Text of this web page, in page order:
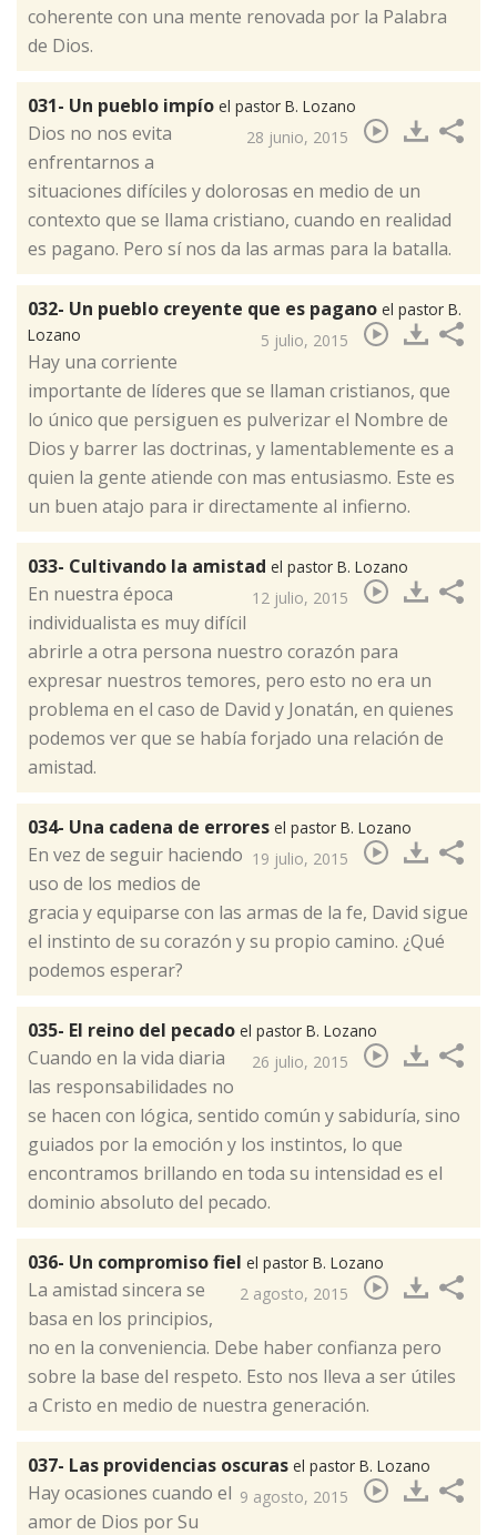
coherente con una mente renovada por la Palabra
de Dios.
031- Un pueblo impío el pastor B. Lozano
28 junio, 2015
​Dios no nos evita
enfrentarnos a
situaciones difíciles y dolorosas en medio de un
contexto que se llama cristiano, cuando en realidad
es pagano. Pero sí nos da las armas para la batalla.
032- Un pueblo creyente que es pagano el pastor B.
Lozano
5 julio, 2015
​Hay una corriente
importante de líderes que se llaman cristianos, que
lo único que persiguen es pulverizar el Nombre de
Dios y barrer las doctrinas, y lamentablemente es a
quien la gente atiende con mas entusiasmo. Este es
un buen atajo para ir directamente al infierno.
033- Cultivando la amistad el pastor B. Lozano
12 julio, 2015
​En nuestra época
individualista es muy difícil
abrirle a otra persona nuestro corazón para
expresar nuestros temores, pero esto no era un
problema en el caso de David y Jonatán, en quienes
podemos ver que se había forjado una relación de
amistad.
034- Una cadena de errores el pastor B. Lozano
19 julio, 2015
​En vez de seguir haciendo
uso de los medios de
gracia y equiparse con las armas de la fe, David sigue
el instinto de su corazón y su propio camino. ¿Qué
podemos esperar?
035- El reino del pecado el pastor B. Lozano
26 julio, 2015
​Cuando en la vida diaria
las responsabilidades no
se hacen con lógica, sentido común y sabiduría, sino
guiados por la emoción y los instintos, lo que
encontramos brillando en toda su intensidad es el
dominio absoluto del pecado.
036- Un compromiso fiel el pastor B. Lozano
2 agosto, 2015
​La amistad sincera se
basa en los principios,
no en la conveniencia. Debe haber confianza pero
sobre la base del respeto. Esto nos lleva a ser útiles
a Cristo en medio de nuestra generación.
037- Las providencias oscuras el pastor B. Lozano
9 agosto, 2015
​Hay ocasiones cuando el
amor de Dios por Su